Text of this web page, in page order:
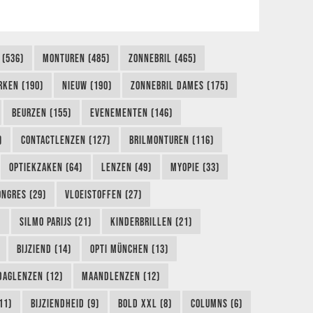
(536) MONTUREN (485) ZONNEBRIL (465)
(190) NIEUW (190) ZONNEBRIL DAMES (175)
BEURZEN (155) EVENEMENTEN (146)
CONTACTLENZEN (127) BRILMONTUREN (116)
OPTIEKZAKEN (64) LENZEN (49) MYOPIE (33)
(29) VLOEISTOFFEN (27)
SILMO PARIJS (21) KINDERBRILLEN (21)
BIJZIEND (14) OPTI MÜNCHEN (13)
(12) MAANDLENZEN (12)
BIJZIENDHEID (9) BOLD XXL (8) COLUMNS (6)